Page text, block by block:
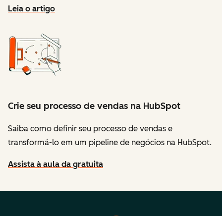
Leia o artigo
Crie seu processo de vendas na HubSpot
Saiba como definir seu processo de vendas e
transformá-lo em um pipeline de negócios na HubSpot.
Assista à aula da gratuita